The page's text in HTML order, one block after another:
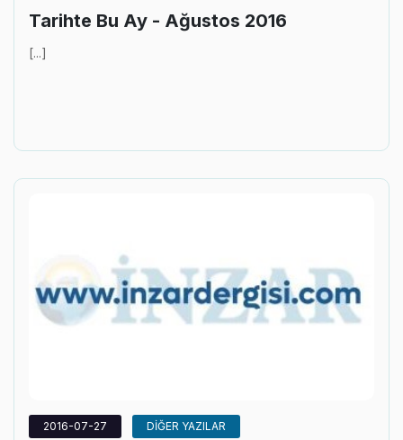
Tarihte Bu Ay - Ağustos 2016
[...]
2016-07-27 DİĞER YAZILAR